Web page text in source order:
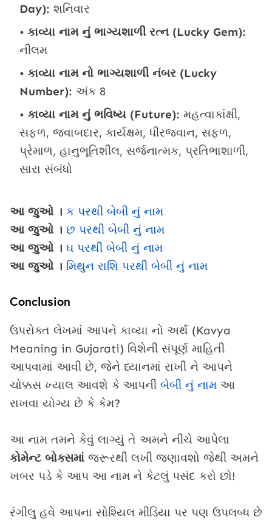
Day): શનિવાર
કાવ્યા નામ નું ભાગ્યશાળી રત્ન (Lucky Gem):
નીલમ
કાવ્યા નામ નો ભાગ્યશાળી નંબર (Lucky
Number): અંક 8
કાવ્યા નામ નું ભવિષ્ય (Future): મહત્વાકાંક્ષી,
સફળ, જવાબદાર, કાર્યક્ષમ, ધીરજવાન, સફળ,
પ્રેમાળ, હાનુભૂતિશીલ, સર્જનાત્મક, પ્રતિભાશાળી,
સારા સંબંધો
આ જુઓ । ક પરથી બેબી નું નામ
આ જુઓ । છ પરથી બેબી નું નામ
આ જુઓ । ઘ પરથી બેબી નું નામ
આ જુઓ । મિથુન રાશિ પરથી બેબી નું નામ
Conclusion
ઉપરોક્ત લેખમાં આપને કાવ્યા નો અર્થ (Kavya
Meaning in Gujarati) વિશેની સંપૂર્ણ માહિતી
આપવામાં આવી છે, જેને ધ્યાનમાં રાખી ને આપને
ચોક્કસ ખ્યાલ આવશે કે આપની બેબી નું નામ આ
રાખવા યોગ્ય છે કે કેમ?
આ નામ તમને કેવું લાગ્યું તે અમને નીચે આપેલા
કોમેન્ટ બોક્સમાં જરૂરથી લખી જણાવશો જેથી અમને
ખબર પડે કે આપ આ નામ ને કેટલું પસંદ કરો છો!
રંગીલુ હવે આપના સોશ્યિલ મીડિયા પર પણ ઉપલબ્ધ છે